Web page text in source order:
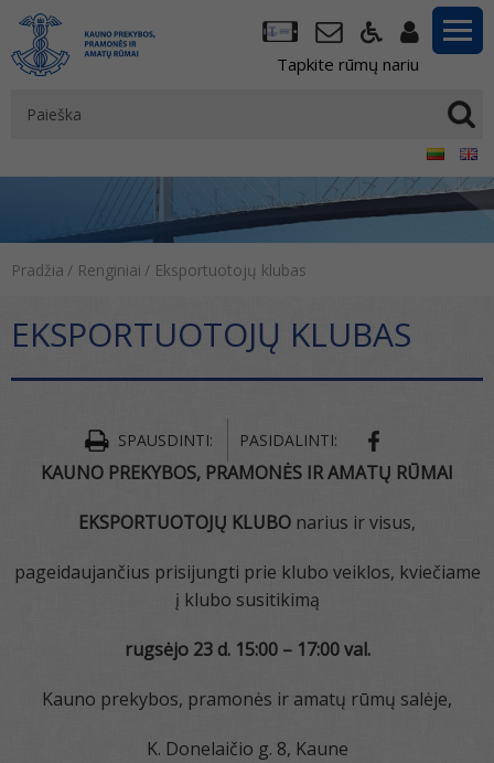
Tapkite rūmų nariu
Pradžia / Renginiai / Eksportuotojų klubas
EKSPORTUOTOJŲ KLUBAS
SPAUSDINTI: PASIDALINTI:
KAUNO PREKYBOS, PRAMONĖS IR AMATŲ RŪMAI
EKSPORTUOTOJŲ KLUBO narius ir visus,
pageidaujančius prisijungti prie klubo veiklos, kviečiame
į klubo susitikimą
rugsėjo 23 d. 15:00 – 17:00 val.
Kauno prekybos, pramonės ir amatų rūmų salėje,
K. Donelaičio g. 8, Kaune